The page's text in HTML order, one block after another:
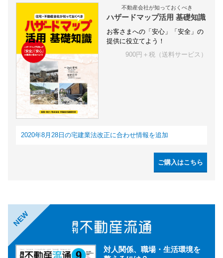
不動産会社が知っておくべき
ハザードマップ活用 基礎知識
お客さまへの「安心」「安全」の
提供に役立てよう！
900円＋税（送料サービス）
2020年8月28日の宅建業法改正に合わせ情報を追加
ご購入はこちら
NEW
対人関係、職場・生活環境を